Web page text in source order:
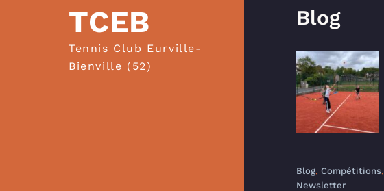
TCEB
Tennis Club Eurville-
Bienville (52)
Blog
Blog, Compétitions,
Newsletter